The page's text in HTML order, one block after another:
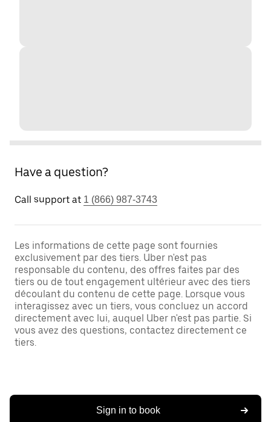
Have a question?
Call support at 1 (866) 987-3743
Les informations de cette page sont fournies
exclusivement par des tiers. Uber n'est pas
responsable du contenu, des offres faites par des
tiers ou de tout engagement ultérieur avec des tiers
découlant du contenu de cette page. Lorsque vous
interagissez avec un tiers, vous concluez un accord
directement avec lui, auquel Uber n'est pas partie. Si
vous avez des questions, contactez directement ce
tiers.
Sign in to book